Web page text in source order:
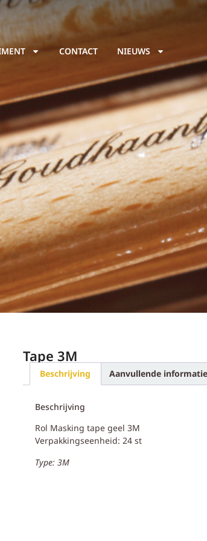
CONTACT NIEUWS
Tape 3M
Beschrijving Aanvullende informatie
Beschrijving
Rol Masking tape geel 3M
Verpakkingseenheid: 24 st
Type: 3M